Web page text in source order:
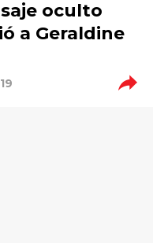
oculto
a Geraldine